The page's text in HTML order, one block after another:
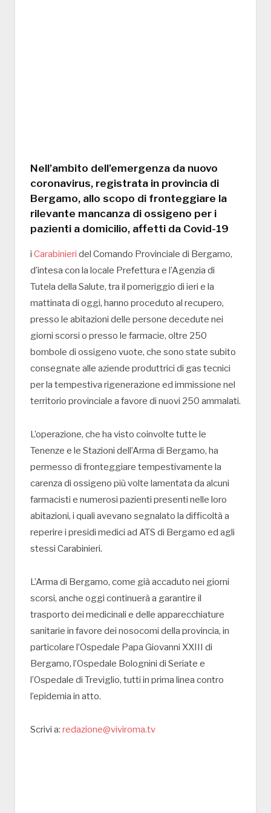
Nell’ambito dell’emergenza da nuovo
coronavirus, registrata in provincia di
Bergamo, allo scopo di fronteggiare la
rilevante mancanza di ossigeno per i
pazienti a domicilio, affetti da Covid-19
i Carabinieri del Comando Provinciale di Bergamo,
d’intesa con la locale Prefettura e l’Agenzia di
Tutela della Salute, tra il pomeriggio di ieri e la
mattinata di oggi, hanno proceduto al recupero,
presso le abitazioni delle persone decedute nei
giorni scorsi o presso le farmacie, oltre 250
bombole di ossigeno vuote, che sono state subito
consegnate alle aziende produttrici di gas tecnici
per la tempestiva rigenerazione ed immissione nel
territorio provinciale a favore di nuovi 250 ammalati.
L’operazione, che ha visto coinvolte tutte le
Tenenze e le Stazioni dell’Arma di Bergamo, ha
permesso di fronteggiare tempestivamente la
carenza di ossigeno più volte lamentata da alcuni
farmacisti e numerosi pazienti presenti nelle loro
abitazioni, i quali avevano segnalato la difficoltà a
reperire i presidi medici ad ATS di Bergamo ed agli
stessi Carabinieri.
L’Arma di Bergamo, come già accaduto nei giorni
scorsi, anche oggi continuerà a garantire il
trasporto dei medicinali e delle apparecchiature
sanitarie in favore dei nosocomi della provincia, in
particolare l’Ospedale Papa Giovanni XXIII di
Bergamo, l’Ospedale Bolognini di Seriate e
l’Ospedale di Treviglio, tutti in prima linea contro
l’epidemia in atto.
Scrivi a: redazione@viviroma.tv